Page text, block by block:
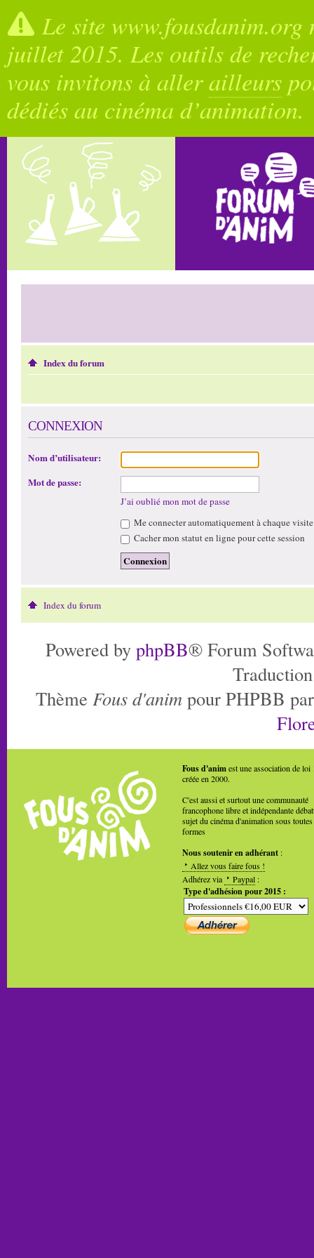
Le site
juillet 2015. Les outils de
vous invitons à allerailleurs
dédiés au cinéma d’animation.
Index du forum
CONNEXION
Nom d’utilisateur:
Mot de passe:
J’ai oublié mon mot de passe
Me connecter automatiquement à chaque visite
Cacher mon statut en ligne pour cette session
Index du forum
Powered by phpBB® Forum
Thème Fous d'anim pour PHPBB
Fous d'animest une association de loi
créée en 2000.
C'est aussi et surtout une communauté
francophone libre et indépendante
sujet du cinéma d'animation sous toutes
formes
Nous soutenir en adhérant :
Allez vous faire fous !
Adhérez via
Paypal :
Type d'adhésion pour 2015 :